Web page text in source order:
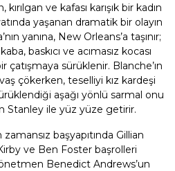
ve kafası karışık bir kadın
yaşanan dramatik bir olayın
yanına, New Orleans’a taşınır;
baskıcı ve acımasız kocası
çatışmaya sürüklenir. Blanche’ın
çökerken, teselliyi kız kardeşi
aşağı yönlü sarmal onu
Stanley ile yüz yüze getirir.
başyapıtında Gillian
ve Ben Foster başrolleri
Benedict Andrews’un